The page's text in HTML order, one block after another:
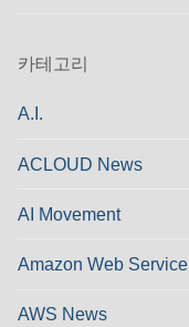
카테고리
A.I.
ACLOUD News
AI Movement
Amazon Web Service
AWS News